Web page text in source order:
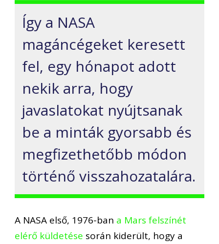
Így a NASA
magáncégeket keresett
fel, egy hónapot adott
nekik arra, hogy
javaslatokat nyújtsanak
be a minták gyorsabb és
megfizethetőbb módon
történő visszahozatalára.
A NASA első, 1976-ban a Mars felszínét
elérő küldetése során kiderült, hogy a